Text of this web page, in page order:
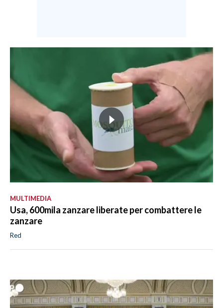
MULTIMEDIA
Usa, 600mila zanzare liberate per combattere le
zanzare
Red